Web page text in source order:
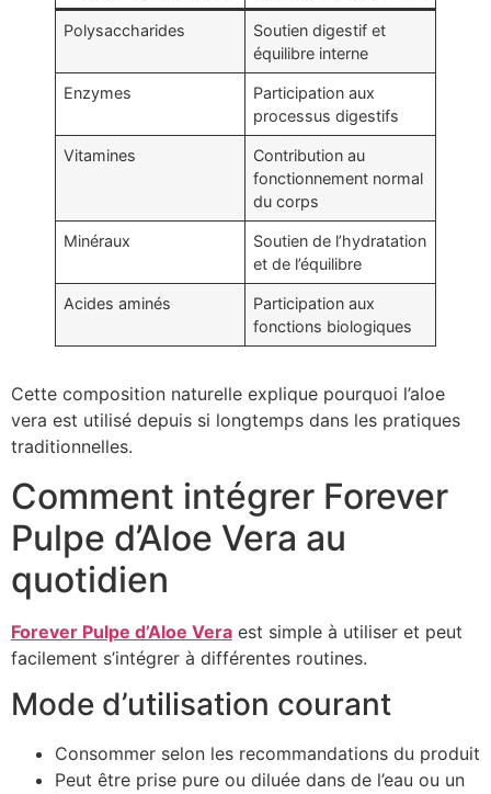
Polysaccharides
Soutien digestif et
équilibre interne
Enzymes
Participation aux
processus digestifs
Vitamines
Contribution au
fonctionnement normal
du corps
Minéraux
Soutien de l’hydratation
et de l’équilibre
Acides aminés
Participation aux
fonctions biologiques
Cette composition naturelle explique pourquoi l’aloe
vera est utilisé depuis si longtemps dans les pratiques
traditionnelles.
Comment intégrer Forever
Pulpe d’Aloe Vera au
quotidien
Forever Pulpe d’Aloe Vera est simple à utiliser et peut
facilement s’intégrer à différentes routines.
Mode d’utilisation courant
Consommer selon les recommandations du produit
Peut être prise pure ou diluée dans de l’eau ou un